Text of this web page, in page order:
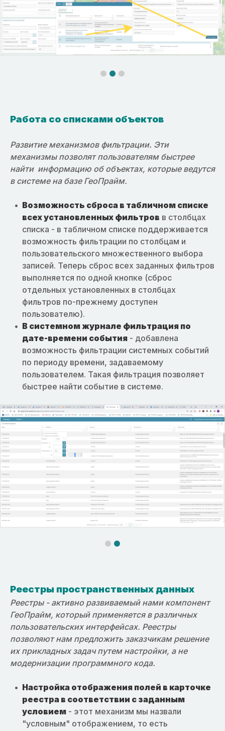
Работа со списками объектов
Развитие механизмов фильтрации. Эти
механизмы позволят пользователям быстрее
найти информацию об объектах, которые ведутся
в системе на базе ГеоПрайм.
Возможность сброса в табличном списке
всех установленных фильтров в столбцах
списка - в табличном списке поддерживается
возможность фильтрации по столбцам и
пользовательского множественного выбора
записей. Теперь сброс всех заданных фильтров
выполняется по одной кнопке (сброс
отдельных установленных в столбцах
фильтров по-прежнему доступен
пользователю).
В системном журнале фильтрация по
дате-времени события - добавлена
возможность фильтрации системных событий
по периоду времени, задаваемому
пользователем. Такая фильтрация позволяет
быстрее найти событие в системе.
Реестры пространственных данных
Реестры - активно развиваемый нами компонент
ГеоПрайм, который применяется в различных
пользовательских интерфейсах. Реестры
позволяют нам предложить заказчикам решение
их прикладных задач путем настройки, а не
модернизации программного кода.
Настройка отображения полей в карточке
реестра в соответствии с заданным
условием - этот механизм мы назвали
"условным" отображением, то есть